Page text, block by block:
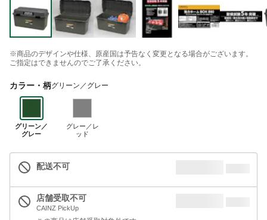
※商品のデザインや仕様、原産国は予告なく変更となる場合がございます。
ご指定はできませんのでご了承ください。
カラー・柄グリーン／グレー
グリーン／
グレー
グレー／レ
ッド
配送不可
店舗受取不可
CAINZ PickUp